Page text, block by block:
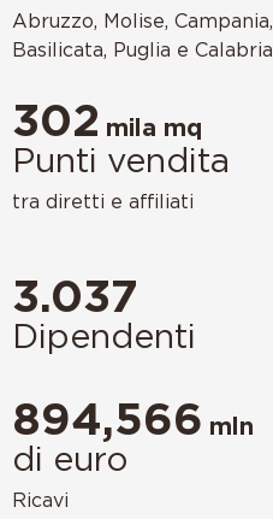
Abruzzo, Molise, Campania,
Basilicata, Puglia e Calabria
302 mila mq
Punti vendita
tra diretti e affiliati
3.037
Dipendenti
894,566 mln
di euro
Ricavi